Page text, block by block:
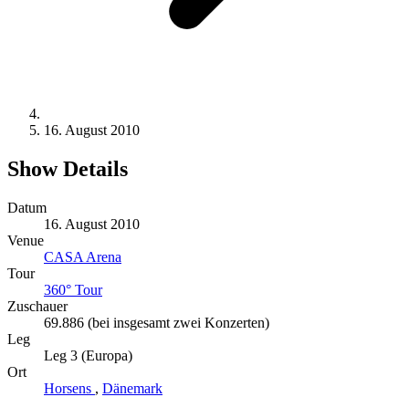
16. August 2010
Show Details
Datum
16. August 2010
Venue
CASA Arena
Tour
360° Tour
Zuschauer
69.886 (bei insgesamt zwei Konzerten)
Leg
Leg 3 (Europa)
Ort
Horsens , Dänemark